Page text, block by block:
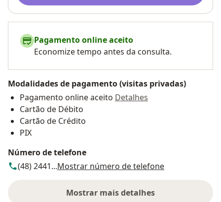
Pagamento online aceito
Economize tempo antes da consulta.
Modalidades de pagamento (visitas privadas)
Pagamento online aceito Detalhes
Cartão de Débito
Cartão de Crédito
PIX
Número de telefone
(48) 2441...Mostrar número de telefone
Mostrar mais detalhes
sobre o endereço